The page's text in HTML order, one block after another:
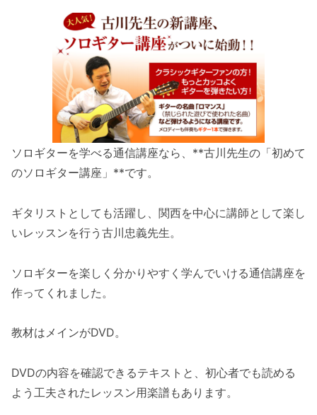
ソロギターを学べる通信講座なら、**古川先生の「初めて
のソロギター講座」**です。
ギタリストとしても活躍し、関西を中心に講師として楽し
いレッスンを行う古川忠義先生。
ソロギターを楽しく分かりやすく学んでいける通信講座を
作ってくれました。
教材はメインがDVD。
DVDの内容を確認できるテキストと、初心者でも読める
よう工夫されたレッスン用楽譜もあります。